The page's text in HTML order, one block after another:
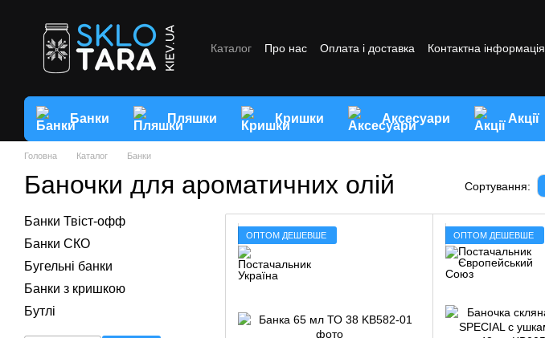
Каталог Про нас Оплата і доставка Контактна інформація
Банки Пляшки Кришки Аксесуари Акції
Головна Каталог Банки
Баночки для ароматичних олій Сортування:
ОПТОМ ДЕШЕВШЕ ОПТОМ ДЕШЕВШЕ
Банки Твіст-офф
Банки СКО
Бугельні банки
Банки з кришкою
Бутлі